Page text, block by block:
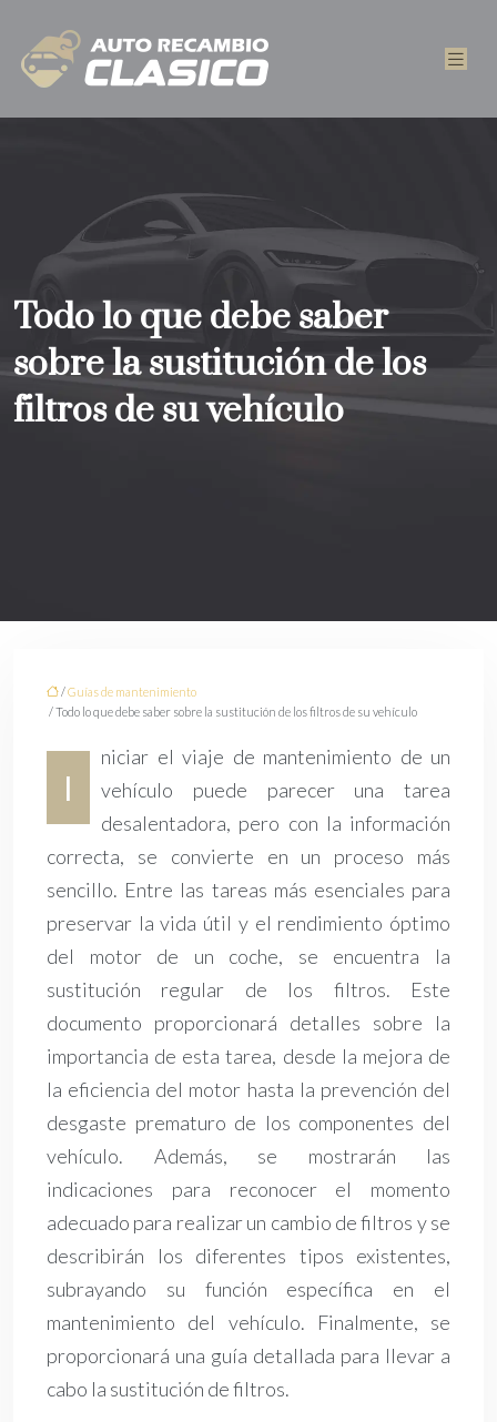
Todo lo que debe saber
sobre la sustitución de los
filtros de su vehículo
/Guías de mantenimiento
/ Todo lo que debe saber sobre la sustitución de los filtros de su vehículo
I
niciar el viaje de mantenimiento de un
vehículo puede parecer una tarea
desalentadora, pero con la información
correcta, se convierte en un proceso más
sencillo. Entre las tareas más esenciales para
preservar la vida útil y el rendimiento óptimo
del motor de un coche, se encuentra la
sustitución regular de los filtros. Este
documento proporcionará detalles sobre la
importancia de esta tarea, desde la mejora de
la eficiencia del motor hasta la prevención del
desgaste prematuro de los componentes del
vehículo. Además, se mostrarán las
indicaciones para reconocer el momento
adecuado para realizar un cambio de filtros y se
describirán los diferentes tipos existentes,
subrayando su función específica en el
mantenimiento del vehículo. Finalmente, se
proporcionará una guía detallada para llevar a
cabo la sustitución de filtros.